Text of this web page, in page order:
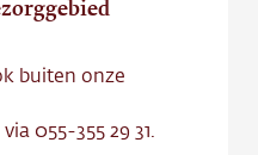
buiten onze
055-355 29 31.